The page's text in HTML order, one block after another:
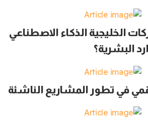
الخليجية الذكاء الاصطناعي
البشرية؟
في تطور المشاريع الناشئة